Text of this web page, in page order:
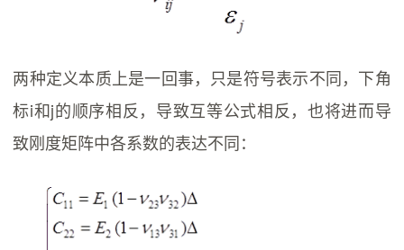
两种定义本质上是一回事，只是符号表示不同，下角
标i和j的顺序相反，导致互等公式相反，也将进而导
致刚度矩阵中各系数的表达不同：